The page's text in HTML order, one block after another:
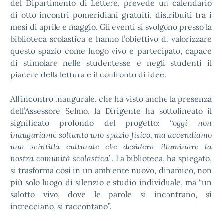
del Dipartimento di Lettere, prevede un calendario
di otto incontri pomeridiani gratuiti, distribuiti tra i
mesi di aprile e maggio. Gli eventi si svolgono presso la
biblioteca scolastica e hanno l’obiettivo di valorizzare
questo spazio come luogo vivo e partecipato, capace
di stimolare nelle studentesse e negli studenti il
piacere della lettura e il confronto di idee.
All’incontro inaugurale, che ha visto anche la presenza
dell’Assessore Selmo, la Dirigente ha sottolineato il
significato profondo del progetto: “oggi non
inauguriamo soltanto uno spazio fisico, ma accendiamo
una scintilla culturale che desidera illuminare la
nostra comunità scolastica”. La biblioteca, ha spiegato,
si trasforma così in un ambiente nuovo, dinamico, non
più solo luogo di silenzio e studio individuale, ma “un
salotto vivo, dove le parole si incontrano, si
intrecciano, si raccontano”.